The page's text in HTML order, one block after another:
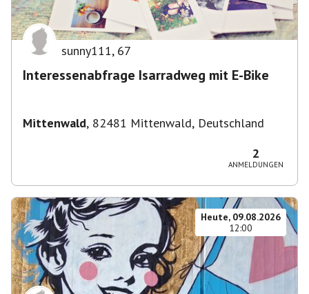
sunny111, 67
Interessenabfrage Isarradweg mit E-Bike
Mittenwald, 82481 Mittenwald, Deutschland
2
ANMELDUNGEN
Heute, 09.08.2026
12:00